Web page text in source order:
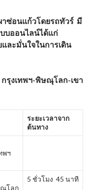
าซ่อนแก้วโดยรถทัวร์ มี
บออนไลน์ได้แก่
ละมั่นใจในการเดิน
รุงเทพฯ-พิษณุโลก-เขา
ระยะเวลาจาก
ต้นทาง
พฯ
ณุโลก
5 ชั่วโมง 45 นาที